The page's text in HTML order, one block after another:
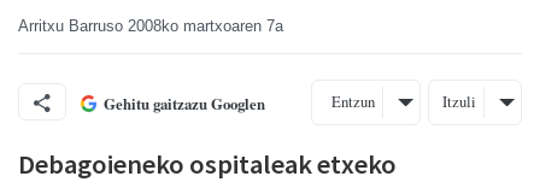
Arritxu Barruso 2008ko martxoaren 7a
Gehitu gaitzazu Googlen Entzun Itzuli
Debagoieneko ospitaleak etxeko